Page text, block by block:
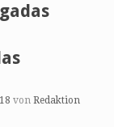
von Redaktion